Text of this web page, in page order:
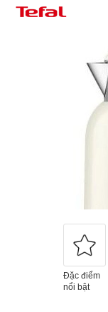
Đặc điểm
nổi bật